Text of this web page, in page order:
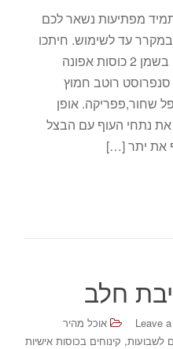
מפתיעות נשאר לכם
עד לשימוש. חיתכו
את העוף לנתחים בצל מטוגן בשמן 2 כוסות אפונה
סנפרוסט רוטב חמוץ
שחור,פפריקה. אופן
נתחי העוף עם הבצל
את יתר […]
חלב
Leave
אוכל מהיר
לשבועות, קינוחים בכוסות אישיות